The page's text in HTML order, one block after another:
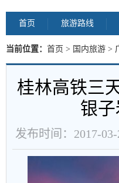
首页 旅游路线
当前位置： 首页 > 国内旅游 >
花动车三天游 内容
桂林高铁三
银
发布时间：2017-